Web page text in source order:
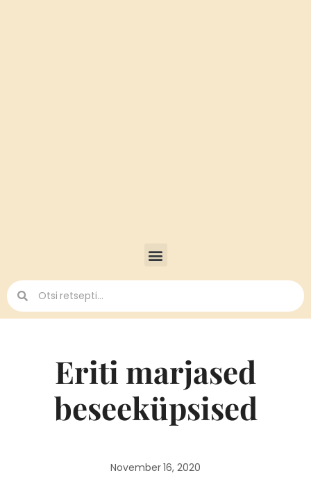
Eriti marjased
beseeküpsised
November 16, 2020